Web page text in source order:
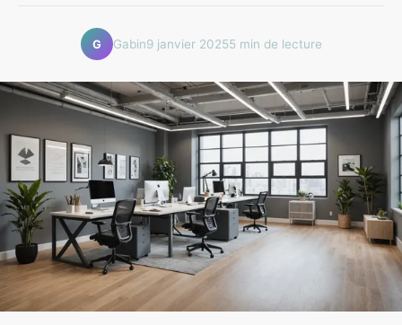
G Gabin9 janvier 20255 min de lecture